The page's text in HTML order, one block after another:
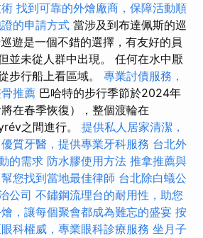
找到可靠的外燴廠商，保障活動順
的申請方式 當涉及到布達佩斯的巡
遊是一個不錯的選擇，有友好的員
並未從人群中出現。 任何在水中厭
步行船上看區域。 專業討債服務，
推薦 巴哈特的步行季節於2024年
在春季恢復），整個渡輪在
之間進行。 提供私人居家清潔，
優質牙醫，提供專業牙科服務 台北外
的需求 防水膠使用方法 推拿推薦與
您找到當地最佳律師 台北除白蟻公
公司 不鏽鋼流理台的耐用性，助您
，讓每個聚會都成為難忘的盛宴 按
科權威，專業眼科診療服務 坐月子